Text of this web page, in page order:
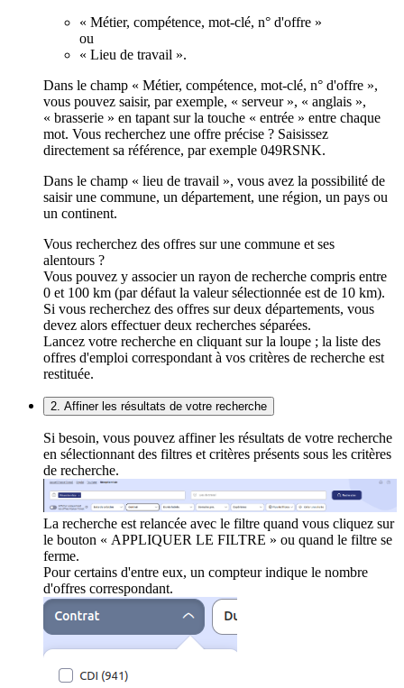
« Métier, compétence, mot-clé, n° d'offre »
ou
« Lieu de travail ».
Dans le champ « Métier, compétence, mot-clé, n° d'offre »,
vous pouvez saisir, par exemple, « serveur », « anglais »,
« brasserie » en tapant sur la touche « entrée » entre chaque
mot. Vous recherchez une offre précise ? Saisissez
directement sa référence, par exemple 049RSNK.
Dans le champ « lieu de travail », vous avez la possibilité de
saisir une commune, un département, une région, un pays ou
un continent.
Vous recherchez des offres sur une commune et ses
alentours ?
Vous pouvez y associer un rayon de recherche compris entre
0 et 100 km (par défaut la valeur sélectionnée est de 10 km).
Si vous recherchez des offres sur deux départements, vous
devez alors effectuer deux recherches séparées.
Lancez votre recherche en cliquant sur la loupe ; la liste des
offres d'emploi correspondant à vos critères de recherche est
restituée.
2. Affiner les résultats de votre recherche
Si besoin, vous pouvez affiner les résultats de votre recherche
en sélectionnant des filtres et critères présents sous les critères
de recherche.
La recherche est relancée avec le filtre quand vous cliquez sur
le bouton « APPLIQUER LE FILTRE » ou quand le filtre se
ferme.
Pour certains d'entre eux, un compteur indique le nombre
d'offres correspondant.